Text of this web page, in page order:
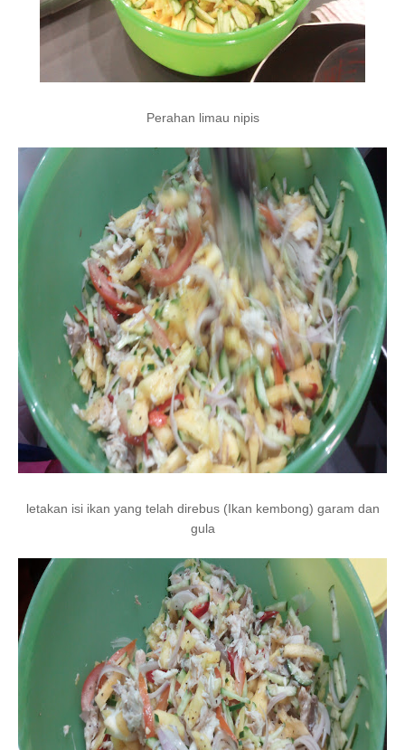
Perahan limau nipis
letakan isi ikan yang telah direbus (Ikan kembong) garam dan
gula